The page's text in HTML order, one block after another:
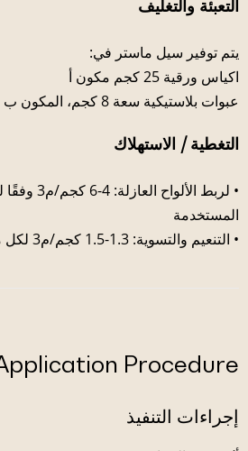
التعبئة والتغليف
يتم توفير سيل ماستر في:
اكياس ورقية 25 كجم مكون أ
عبوات بلاستيكية سعة 8 كجم، المكون ب
التغطية / الاستهلاك
• لربط الألواح
المستخدمة
• التنعيم والتسوية: 1.3-1.5 كجم/م3 لكل ملم من السُمك
Procedure
إجراءات التنفيذ